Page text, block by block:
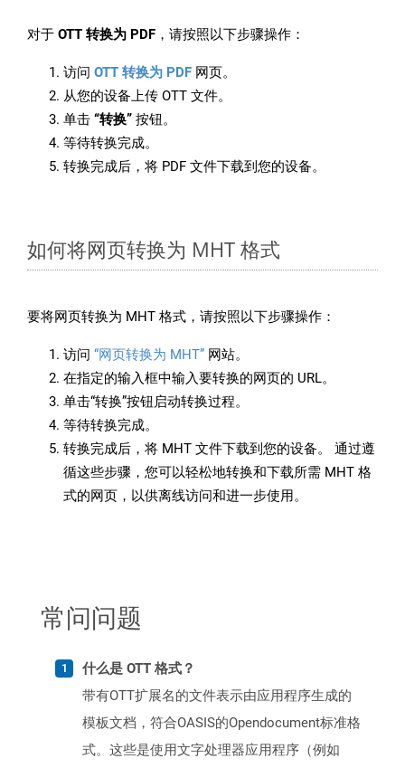
对于 OTT 转换为 PDF ，请按照以下步骤操作：
访问 OTT 转换为 PDF 网页。
从您的设备上传 OTT 文件。
单击 “转换” 按钮。
等待转换完成。
转换完成后，将 PDF 文件下载到您的设备。
如何将网页转换为 MHT 格式
要将网页转换为 MHT 格式，请按照以下步骤操作：
访问 “网页转换为 MHT” 网站。
在指定的输入框中输入要转换的网页的 URL。
单击“转换”按钮启动转换过程。
等待转换完成。
转换完成后，将 MHT 文件下载到您的设备。 通过遵
循这些步骤，您可以轻松地转换和下载所需 MHT 格
式的网页，以供离线访问和进一步使用。
常问问题
什么是 OTT 格式？
带有OTT扩展名的文件表示由应用程序生成的
模板文档，符合OASIS的Opendocument标准格
式。这些是使用文字处理器应用程序（例如